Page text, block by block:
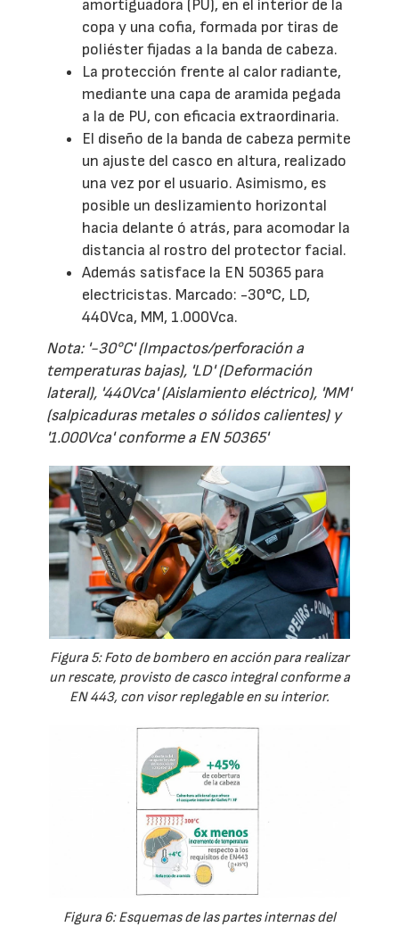
amortiguadora (PU), en el interior de la
copa y una cofia, formada por tiras de
poliéster fijadas a la banda de cabeza.
La protección frente al calor radiante,
mediante una capa de aramida pegada
a la de PU, con eficacia extraordinaria.
El diseño de la banda de cabeza permite
un ajuste del casco en altura, realizado
una vez por el usuario. Asimismo, es
posible un deslizamiento horizontal
hacia delante ó atrás, para acomodar la
distancia al rostro del protector facial.
Además satisface la EN 50365 para
electricistas. Marcado: -30°C, LD,
440Vca, MM, 1.000Vca.
Nota: '-30°C' (Impactos/perforación a
temperaturas bajas), 'LD' (Deformación
lateral), '440Vca' (Aislamiento eléctrico), 'MM'
(salpicaduras metales o sólidos calientes) y
'1.000Vca' conforme a EN 50365'
Figura 5: Foto de bombero en acción para realizar
un rescate, provisto de casco integral conforme a
EN 443, con visor replegable en su interior.
Figura 6: Esquemas de las partes internas del